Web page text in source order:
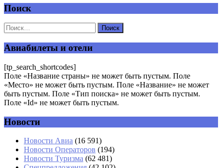
Добавить комментарий
Ваш адрес email не будет опубликован.
Имя *
Email*
Поиск
Авиабилеты и отели
[tp_search_shortcodes]
Поле «Название страны» не может быть пустым. Поле
«Место» не может быть пустым. Поле «Название» не может
быть пустым. Поле «Тип поиска» не может быть пустым.
Поле «Id» не может быть пустым.
Новости
Новости Авиа (16 591)
Новости Операторов (194)
Новости Туризма (62 481)